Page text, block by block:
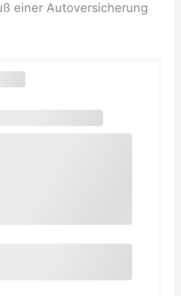
einer Autoversicherung